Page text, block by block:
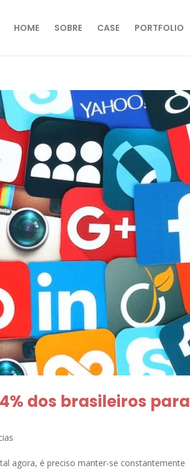
HOME SOBRE CASE PORTFOLIO
dos brasileiros para
agora, é preciso manter-se constantemente